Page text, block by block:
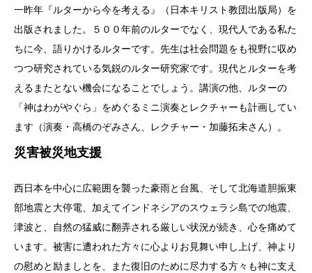
一昨年『ルターから今を考える』（日本キリスト教団出版局）を
出版されました。５００年前のルターでなく、現代人である私た
ちに今、語りかけるルターです。先生は社会問題をも視野に収め
つつ研究されている気鋭のルター研究家です。現代とルターを考
えるまたとない機会になることでしょう。講演の他、ルターの
「神はわがやぐら」をめぐるミニ演奏とレクチャーも計画してい
ます（演奏・高橋のぞみさん、レクチャー・加藤拓未さん）。
災害被災地支援
西日本を中心に広範囲を襲った豪雨と台風、そして北海道胆振東
部地震と大停電、加えてインドネシアのスウェラシ島での地震、
津波と、自然の猛威に翻弄される厳しい状況が続き、心を痛めて
います。被害に遭われた方々に心よりお見舞い申し上げ、神より
の慰めと励ましとを、また復旧のために尽力する方々も神に支え